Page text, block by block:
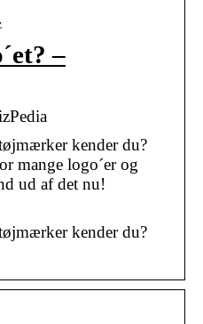
–
kender du?
mange logo´er og
ud af det nu!
kender du?